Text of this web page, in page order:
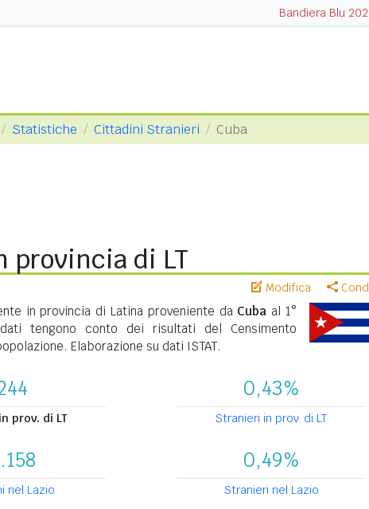
Bandiera Blu
Statistiche Cittadini Stranieri Cuba
provincia di LT
Modifica
in provincia di Latina proveniente da Cuba al 1°
tengono conto dei risultati del Censimento
Elaborazione su dati ISTAT.
prov. di LT
0,43%
Stranieri in prov. di LT
nel Lazio
0,49%
Stranieri nel Lazio